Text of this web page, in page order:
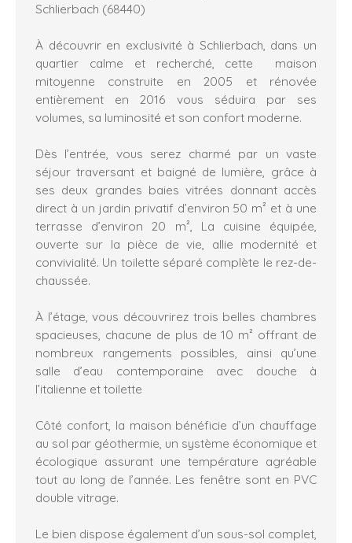
Schlierbach (68440)
À découvrir en exclusivité à Schlierbach, dans un
quartier calme et recherché, cette maison
mitoyenne construite en 2005 et rénovée
entièrement en 2016 vous séduira par ses
volumes, sa luminosité et son confort moderne.
Dès l’entrée, vous serez charmé par un vaste
séjour traversant et baigné de lumière, grâce à
ses deux grandes baies vitrées donnant accès
direct à un jardin privatif d’environ 50 m² et à une
terrasse d’environ 20 m², La cuisine équipée,
ouverte sur la pièce de vie, allie modernité et
convivialité. Un toilette séparé complète le rez-de-
chaussée.
À l’étage, vous découvrirez trois belles chambres
spacieuses, chacune de plus de 10 m² offrant de
nombreux rangements possibles, ainsi qu’une
salle d’eau contemporaine avec douche à
l’italienne et toilette
Côté confort, la maison bénéficie d’un chauffage
au sol par géothermie, un système économique et
écologique assurant une température agréable
tout au long de l’année. Les fenêtre sont en PVC
double vitrage.
Le bien dispose également d’un sous-sol complet,